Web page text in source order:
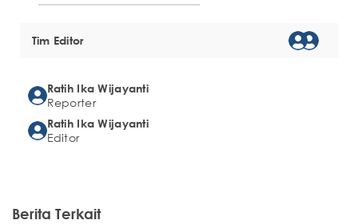
Tim Editor
Ratih Ika Wijayanti
Reporter
Ratih Ika Wijayanti
Editor
Berita Terkait